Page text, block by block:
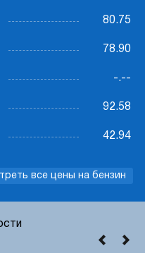
80.75
78.90
-.--
92.58
42.94
все цены на бензин